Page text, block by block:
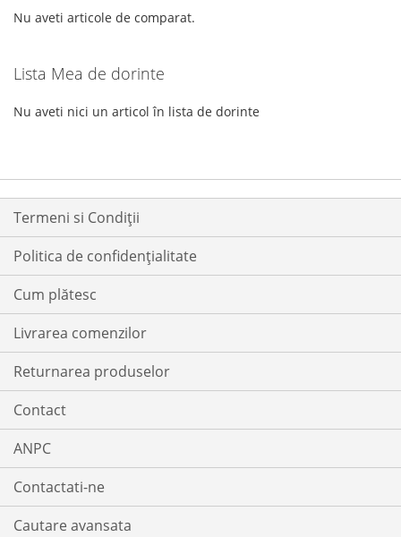
DORINTE
Nu aveti articole de comparat.
Lista Mea de dorinte
Nu aveti nici un articol în lista de dorinte
Termeni si Condiții
Politica de confidențialitate
Cum plătesc
Livrarea comenzilor
Returnarea produselor
Contact
ANPC
Contactati-ne
Cautare avansata